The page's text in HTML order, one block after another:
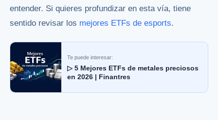
entender. Si quieres profundizar en esta vía, tiene
sentido revisar los mejores ETFs de esports.
Te puede interesar:
▷ 5 Mejores ETFs de metales preciosos
en 2026 | Finantres